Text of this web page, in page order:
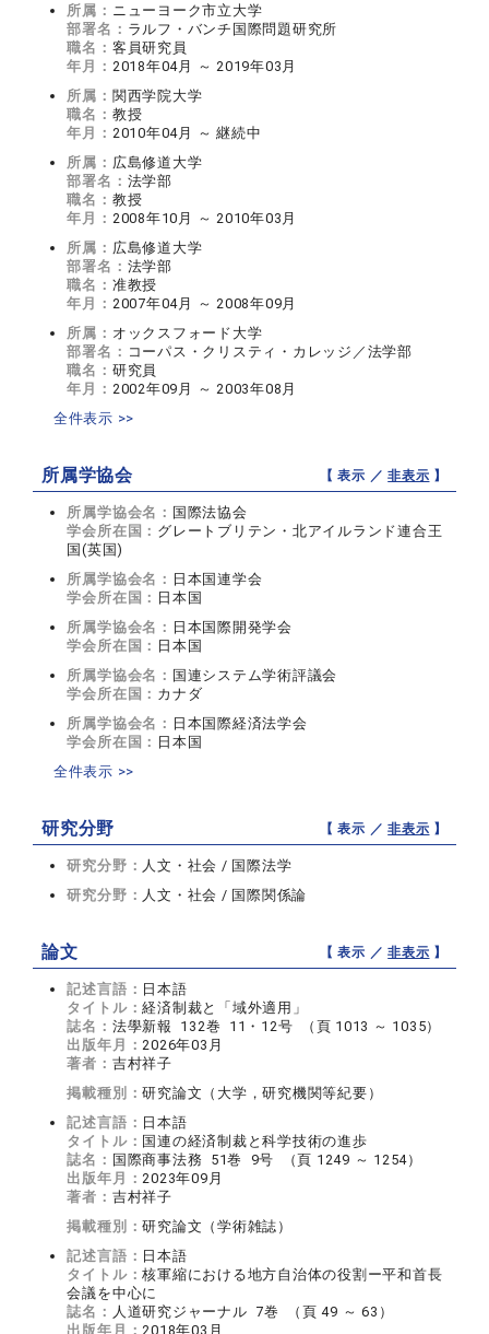
所属： ニューヨーク市立大学
部署名： ラルフ・バンチ国際問題研究所
職名： 客員研究員
年月： 2018年04月 ～ 2019年03月
所属： 関西学院大学
職名： 教授
年月： 2010年04月 ～ 継続中
所属： 広島修道大学
部署名： 法学部
職名： 教授
年月： 2008年10月 ～ 2010年03月
所属： 広島修道大学
部署名： 法学部
職名： 准教授
年月： 2007年04月 ～ 2008年09月
所属： オックスフォード大学
部署名： コーパス・クリスティ・カレッジ／法学部
職名： 研究員
年月： 2002年09月 ～ 2003年08月
全件表示 >>
所属学協会 【 表示 ／非表示 】
所属学協会名： 国際法協会
学会所在国： グレートブリテン・北アイルランド連合王
国(英国)
所属学協会名： 日本国連学会
学会所在国： 日本国
所属学協会名： 日本国際開発学会
学会所在国： 日本国
所属学協会名： 国連システム学術評議会
学会所在国： カナダ
所属学協会名： 日本国際経済法学会
学会所在国： 日本国
全件表示 >>
研究分野 【 表示 ／非表示 】
研究分野： 人文・社会 / 国際法学
研究分野： 人文・社会 / 国際関係論
論文 【 表示 ／非表示 】
記述言語： 日本語
タイトル：経済制裁と「域外適用」
誌名： 法學新報 132巻 11・12号 （頁 1013 ～ 1035）
出版年月： 2026年03月
著者： 吉村祥子
掲載種別：研究論文（大学，研究機関等紀要）
記述言語： 日本語
タイトル： 国連の経済制裁と科学技術の進歩
誌名： 国際商事法務 51巻 9号 （頁 1249 ～ 1254）
出版年月： 2023年09月
著者： 吉村祥子
掲載種別：研究論文（学術雑誌）
記述言語： 日本語
タイトル：核軍縮における地方自治体の役割ー平和首長
会議を中心に
誌名： 人道研究ジャーナル 7巻 （頁 49 ～ 63）
出版年月： 2018年03月